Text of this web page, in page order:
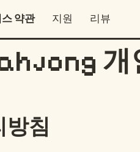
약관 지원 리뷰
개
방침